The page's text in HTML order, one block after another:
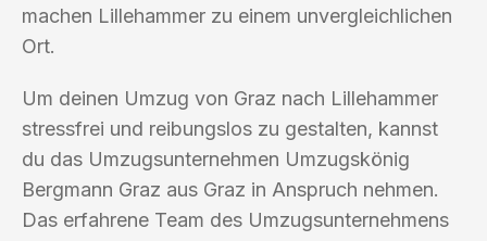
machen Lillehammer zu einem unvergleichlichen
Ort.
Um deinen Umzug von Graz nach Lillehammer
stressfrei und reibungslos zu gestalten, kannst
du das Umzugsunternehmen Umzugskönig
Bergmann Graz aus Graz in Anspruch nehmen.
Das erfahrene Team des Umzugsunternehmens